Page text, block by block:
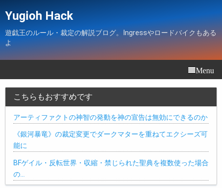
Yugioh Hack
遊戯王のルール・裁定の解説ブログ。Ingressやロードバイクもある
よ
Menu
こちらもおすすめです
アーティファクトの神智の発動を神の宣告は無効にできるのか
《銀河暴竜》の裁定変更でダークマターを重ねてエクシーズ可
能に
BFゲイル・反転世界・収縮・禁じられた聖典を複数使った場合
の…